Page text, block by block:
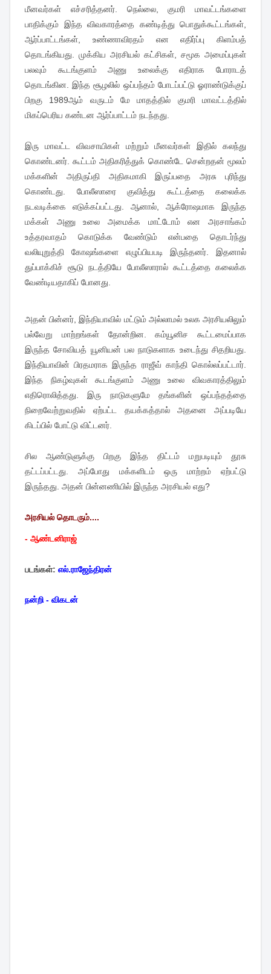
மீனவர்கள் எச்சரித்தனர். நெல்லை, குமரி மாவட்டங்களை
பாதிக்கும் இந்த விவகாரத்தை கண்டித்து பொதுக்கூட்டங்கள்,
ஆர்ப்பாட்டங்கள், உண்ணாவிரதம் என எதிர்ப்பு கிளம்பத்
தொடங்கியது. முக்கிய அரசியல் கட்சிகள், சமூக அமைப்புகள்
பலவும் கூடங்குளம் அணு உலைக்கு எதிராக போராடத்
தொடங்கின. இந்த சூழலில் ஒப்பந்தம் போடப்பட்டு ஓராண்டுக்குப்
பிறகு 1989ஆம் வருடம் மே மாதத்தில் குமரி மாவட்டத்தில்
மிகப்பெரிய கண்டன ஆர்ப்பாட்டம் நடந்தது.
இரு மாவட்ட விவசாயிகள் மற்றும் மீனவர்கள் இதில் கலந்து
கொண்டனர். கூட்டம் அதிகரித்துக் கொண்டே சென்றதன் மூலம்
மக்களின் அதிருப்தி அதிகமாகி இருப்பதை அரசு புரிந்து
கொண்டது. போலீஸாரை குவித்து கூட்டத்தை கலைக்க
நடவடிக்கை எடுக்கப்பட்டது. ஆனால், ஆக்ரோஷமாக இருந்த
மக்கள் அணு உலை அமைக்க மாட்டோம் என அரசாங்கம்
உத்தரவாதம் கொடுக்க வேண்டும் என்பதை தொடர்ந்து
வலியுறுத்தி கோஷங்களை எழுப்பியபடி இருந்தனர். இதனால்
துப்பாக்கிச் சூடு நடத்தியே போலீஸாரால் கூட்டத்தை கலைக்க
வேண்டியதாகிப் போனது.
அதன் பின்னர், இந்தியாவில் மட்டும் அல்லாமல் உலக அரசியலிலும்
பல்வேறு மாற்றங்கள் தோன்றின. கம்யூனிச கூட்டமைப்பாக
இருந்த சோவியத் யூனியன் பல நாடுகளாக உடைந்து சிதறியது.
இந்தியாவின் பிரதமராக இருந்த ராஜீவ் காந்தி கொல்லப்பட்டார்.
இந்த நிகழ்வுகள் கூடங்குளம் அணு உலை விவகாரத்திலும்
எதிரொலித்தது. இரு நாடுகளுமே தங்களின் ஒப்பந்தத்தை
நிறைவேற்றுவதில் ஏற்பட்ட தயக்கத்தால் அதனை அப்படியே
கிடப்பில் போட்டு விட்டனர்.
சில ஆண்டுளுக்கு பிறகு இந்த திட்டம் மறுபடியும் தூசு
தட்டப்பட்டது. அப்போது மக்களிடம் ஒரு மாற்றம் ஏற்பட்டு
இருந்தது. அதன் பின்னணியில் இருந்த அரசியல் எது?
அரசியல் தொடரும்....
- ஆண்டனிராஜ்
படங்கள்: எல்.ராஜேந்திரன்
நன்றி - விகடன்